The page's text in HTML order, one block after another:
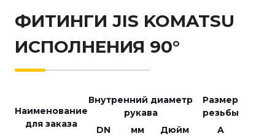
ФИТИНГИ JIS KOMATSU
ИСПОЛНЕНИЯ 90°
Наименование
для заказа
Внутренний диаметр
рукава
Размер
резьбы
DN
мм Дюйм A